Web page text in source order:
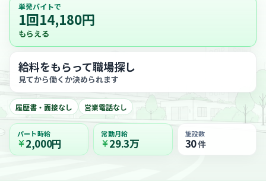
単発バイトで
1回14,180円
もらえる
給料をもらって職場探し
見てから働くか決められます
履歴書・面接なし 営業電話なし
パート時給
2,000円
常勤月給
29.3万
施設数
30件